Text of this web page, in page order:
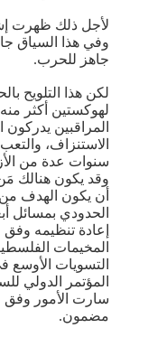
لأجل ذلك ظهرت
وفي هذا السياق
جاهز للحرب.
لكن هذا التلويح
لهوكستين أكثر
المراقبين
الاستنزاف، والتعب
سنوات عدة من
وقد يكون هنالك
أن يكون الهدف
الحدودي بمسائل
إعادة تنظيمه
المخيمات
التسويات الأوسع
المؤتمر الدولي
سارت الأمور وفق
مضمون.